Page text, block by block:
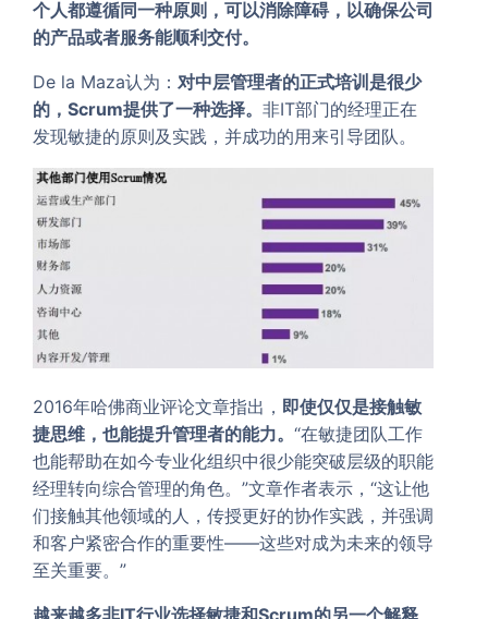
个人都遵循同一种原则，可以消除障碍，以确保公司
的产品或者服务能顺利交付。
De la Maza认为： 对中层管理者的正式培训是很少
的，Scrum提供了一种选择。 非IT部门的经理正在
发现敏捷的原则及实践，并成功的用来引导团队。
2016年哈佛商业评论文章指出， 即使仅仅是接触敏
捷思维，也能提升管理者的能力。 “在敏捷团队工作
也能帮助在如今专业化组织中很少能突破层级的职能
经理转向综合管理的角色。”文章作者表示，“这让他
们接触其他领域的人，传授更好的协作实践，并强调
和客户紧密合作的重要性——这些对成为未来的领导
至关重要。”
越来越多非IT行业选择敏捷和Scrum的另一个解释